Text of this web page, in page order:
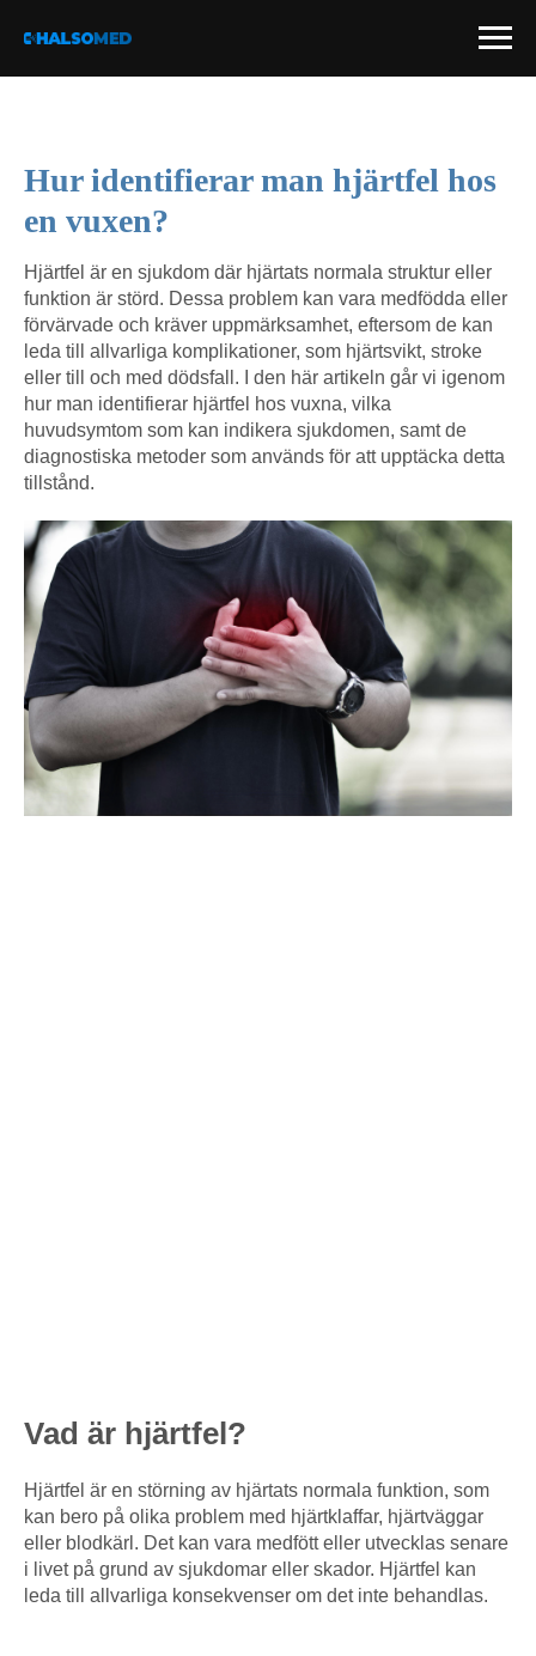
Hur identifierar man hjärtfel hos
en vuxen?
Hjärtfel är en sjukdom där hjärtats normala struktur eller
funktion är störd. Dessa problem kan vara medfödda eller
förvärvade och kräver uppmärksamhet, eftersom de kan
leda till allvarliga komplikationer, som hjärtsvikt, stroke
eller till och med dödsfall. I den här artikeln går vi igenom
hur man identifierar hjärtfel hos vuxna, vilka
huvudsymtom som kan indikera sjukdomen, samt de
diagnostiska metoder som används för att upptäcka detta
tillstånd.
Vad är hjärtfel?
Hjärtfel är en störning av hjärtats normala funktion, som
kan bero på olika problem med hjärtklaffar, hjärtväggar
eller blodkärl. Det kan vara medfött eller utvecklas senare
i livet på grund av sjukdomar eller skador. Hjärtfel kan
leda till allvarliga konsekvenser om det inte behandlas.